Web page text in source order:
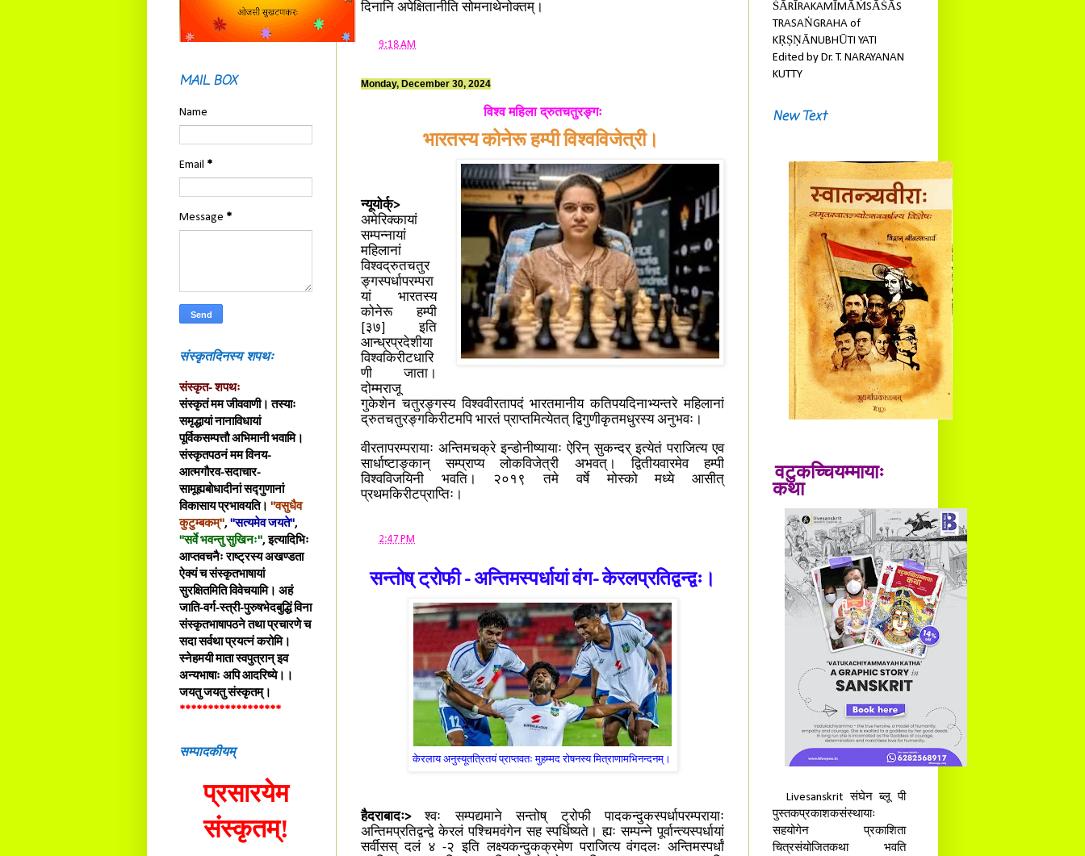
दिनानि अपेक्षितानीति सोमनाथेनोक्तम्।
9:18 AM
Monday, December 30, 2024
विश्व महिला द्रुतचतुरङ्गः
भारतस्य कोनेरू हम्पी विश्वविजेत्री।
न्यूयोर्क्>
अमेरिक्कायां
सम्पन्नायां
महिलानां
विश्वद्रुतचतुर
ङ्गस्पर्धापरम्परा
यां भारतस्य
कोनेरू हम्पी
[३७] इति
आन्ध्रप्रदेशीया
विश्वकिरीटधारि
णी जाता।
दोम्मराजू
गुकेशेन चतुरङ्गस्य विश्ववीरतापदं भारतमानीय कतिपयदिनाभ्यन्तरे महिलानां
द्रुतचतुरङ्गकिरीटमपि भारतं प्राप्तमित्येतत् द्विगुणीकृतमधुरस्य अनुभवः।
वीरतापरम्परायाः अन्तिमचक्रे इन्डोनीष्यायाः ऐरिन् सुकन्दर् इत्येतं पराजित्य एव
सार्धाष्टाङ्कान् सम्प्राप्य लोकविजेत्री अभवत्। द्वितीयवारमेव हम्पी
विश्वविजयिनी भवति। २०१९ तमे वर्षे मोस्को मध्ये आसीत्
प्रथमकिरीटप्राप्तिः।
2:47 PM
सन्तोष् ट्रोफी - अन्तिमस्पर्धायां वंग- केरलप्रतिद्वन्द्वः।
केरलाय अनुस्यूतत्रितयं प्राप्तवतः मुहम्मद रोषनस्य मित्राणामभिनन्दनम्।
हैदराबादः>श्वः सम्पद्यमाने सन्तोष् ट्रोफी पादकन्दुकस्पर्धापरम्परायाः
अन्तिमप्रतिद्वन्द्वे केरलं पश्चिमवंगेन सह स्पर्धिष्यते। ह्यः सम्पन्ने पूर्वान्त्यस्पर्धायां
सर्वीसस् दलं ४ -२ इति लक्ष्यकन्दुकक्रमेण पराजित्य वंगदलः अन्तिमस्पर्धां
MAIL BOX
Name
Email *
Message *
संस्कृतदिनस्य शपथः
संस्कृत- शपथः
संस्कृतं मम जीववाणी। तस्याः
समृद्धायां नानाविधायां
पूर्विकसम्पत्तौ अभिमानी भवामि।
संस्कृतपठनं मम विनय-
आत्मगौरव-सदाचार-
सामूह्यबोधादीनां सद्गुणानां
विकासाय प्रभावयति। "वसुधैव
कुटुम्बकम्", "सत्यमेव जयते",
"सर्वे भवन्तु सुखिनः", इत्यादिभिः
आप्तवचनैः राष्ट्रस्य अखण्डता
ऐक्यं च संस्कृतभाषायां
सुरक्षितमिति विवेचयामि। अहं
जाति-वर्ग-स्त्री-पुरुषभेदबुद्धिं विना
संस्कृतभाषापठने तथा प्रचारणे च
सदा सर्वथा प्रयत्नं करोमि।
स्नेहमयी माता स्वपुत्रान् इव
अन्यभाषाः अपि आदरिष्ये।।
जयतु जयतु संस्कृतम्।
******************
सम्पादकीयम्
प्रसारयेम
संस्कृतम्!
ŚĀRĪRAKAMĪMĀṀSĀŚĀS
TRASAṄGRAHA of
KṚṢṆĀNUBHŪTI YATI
Edited by Dr. T. NARAYANAN
KUTTY
New Text
वटुकच्चियम्मायाः
कथा
Livesanskrit संघेन ब्लू पी
पुस्तकप्रकाशकसंस्थायाः
सहयोगेन प्रकाशिता
चित्रसंयोजितकथा भवति